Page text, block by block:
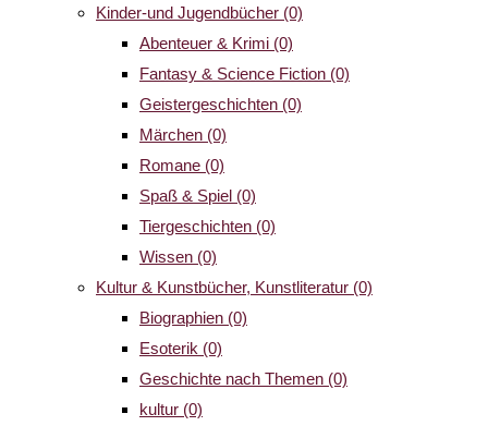
Kinder-und Jugendbücher (0)
Abenteuer & Krimi (0)
Fantasy & Science Fiction (0)
Geistergeschichten (0)
Märchen (0)
Romane (0)
Spaß & Spiel (0)
Tiergeschichten (0)
Wissen (0)
Kultur & Kunstbücher, Kunstliteratur (0)
Biographien (0)
Esoterik (0)
Geschichte nach Themen (0)
kultur (0)